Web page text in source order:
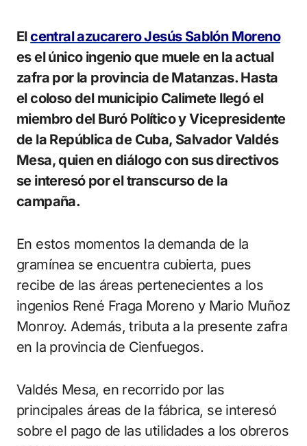
Elcentral azucarero Jesús Sablón Moreno
es el único ingenio que muele en la actual
zafra por la provincia de Matanzas. Hasta
el coloso del municipio Calimete llegó el
miembro del Buró Político y Vicepresidente
de la República de Cuba, Salvador Valdés
Mesa, quien en diálogo con sus directivos
se interesó por el transcurso de la
campaña.
En estos momentos la demanda de la
gramínea se encuentra cubierta, pues
recibe de las áreas pertenecientes a los
ingenios René Fraga Moreno y Mario Muñoz
Monroy. Además, tributa a la presente zafra
en la provincia de Cienfuegos.
Valdés Mesa, en recorrido por las
principales áreas de la fábrica, se interesó
sobre el pago de las utilidades a los obreros